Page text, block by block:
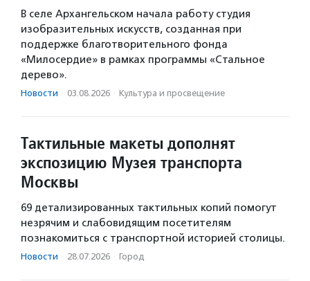
В селе Архангельском начала работу студия
изобразительных искусств, созданная при
поддержке благотворительного фонда
«Милосердие» в рамках программы «Стальное
дерево».
Новости · 03.08.2026 · Культура и просвещение
Тактильные макеты дополнят
экспозицию Музея транспорта
Москвы
69 детализированных тактильных копий помогут
незрячим и слабовидящим посетителям
познакомиться с транспортной историей столицы.
Новости · 28.07.2026 · Город